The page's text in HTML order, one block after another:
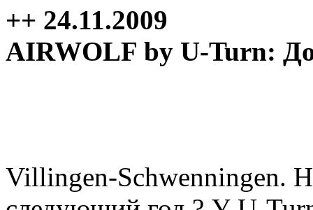
++ 24.11.2009
AIRWOLF by U-Turn:
Villingen-Schwenningen.